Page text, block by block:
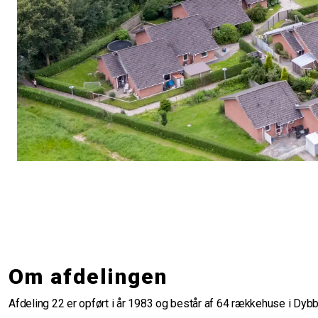
Om afdelingen
Afdeling 22 er opført i år 1983 og består af 64 rækkehuse i